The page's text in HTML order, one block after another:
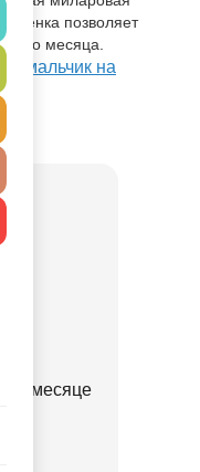
пленка позволяет
месяца.
мальчик на